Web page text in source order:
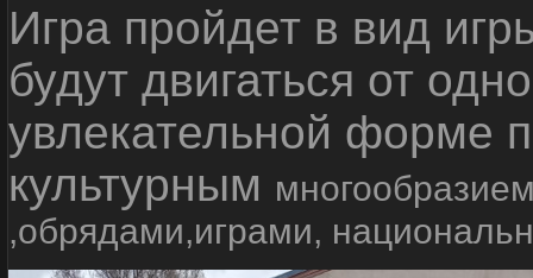
Игра пройдет в вид
будут двигаться от
увлекательной форме
культурным
,обрядами,играми,